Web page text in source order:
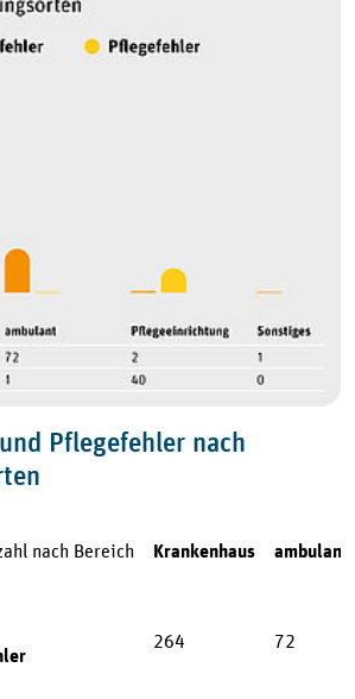
Pflegefehler nach
nach Bereich Krankenhaus ambulant
264 72